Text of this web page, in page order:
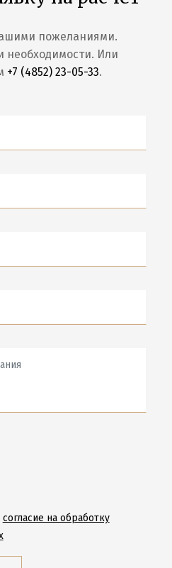
пожеланиями.
Или
+7 (4852) 23-05-33.
согласие на обработку